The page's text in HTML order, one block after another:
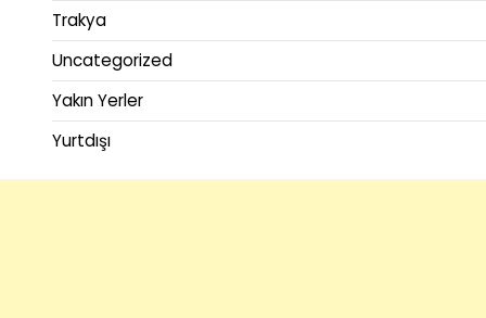
Trakya
Uncategorized
Yakın Yerler
Yurtdışı